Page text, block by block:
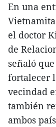
En una
el doctor
de
señaló
fortalecer
vecindad
también
ambos